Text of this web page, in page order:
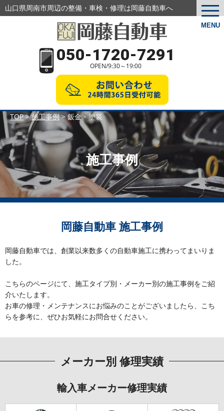
MENU
山口県周南市周辺の整備・車検・修理は岡藤自動車へ
050-1720-7291
OPEN/9:30～19:00
TOP>施工事例>鈑金・塗装
施工事例
岡藤自動車 施工事例
岡藤自動車では、創業以来数多くの自動車施工に携わってまいりま
した。
こちらのページにて、施工タイプ別・メーカー別の施工事例をご紹
介いたします。
お車の修理・メンテナンスにお悩みのことがございましたら、こち
らを参考に、ぜひお気軽にお問合せください。
メーカー別 修理実績
輸入車メーカー修理実績